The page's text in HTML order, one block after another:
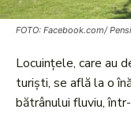
FOTO: Facebook.com/
Locuințele, care au
turiști, se află la o
bătrânului fluviu,